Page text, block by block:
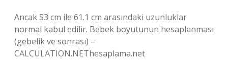
Ancak 53 cm ile 61.1 cm arasındaki uzunluklar
normal kabul edilir. Bebek boyutunun hesaplanması
(gebelik ve sonrası) –
CALCULATION.NEThesaplama.net